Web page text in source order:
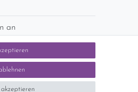
an
Porzellan im Schrank? Gerne
an. Einfach unverbindliches